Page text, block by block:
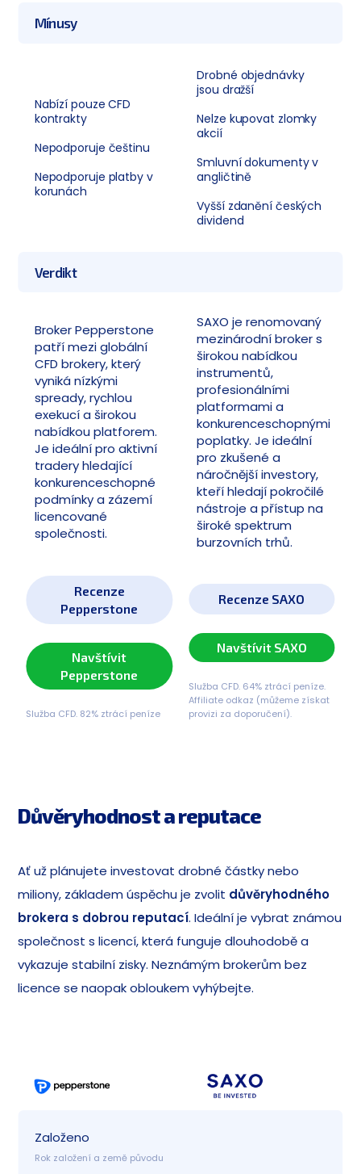
Mínusy
Nabízí pouze CFD
kontrakty
Nepodporuje češtinu
Nepodporuje platby v
korunách
Drobné objednávky
jsou dražší
Nelze kupovat zlomky
akcií
Smluvní dokumenty v
angličtině
Vyšší zdanění českých
dividend
Verdikt
Broker Pepperstone
patří mezi globální
CFD brokery, který
vyniká nízkými
spready, rychlou
exekucí a širokou
nabídkou platforem.
Je ideální pro aktivní
tradery hledající
konkurenceschopné
podmínky a zázemí
licencované
společnosti.
SAXO je renomovaný
mezinárodní broker s
širokou nabídkou
instrumentů,
profesionálními
platformami a
konkurenceschopnými
poplatky. Je ideální
pro zkušené a
náročnější investory,
kteří hledají pokročilé
nástroje a přístup na
široké spektrum
burzovních trhů.
Recenze
Pepperstone
Navštívit
Pepperstone
Služba CFD. 82% ztrácí peníze
Recenze SAXO
Navštívit SAXO
Služba CFD. 64% ztrácí peníze.
Affiliate odkaz (můžeme získat
provizi za doporučení).
Důvěryhodnost a reputace
Ať už plánujete investovat drobné částky nebo
miliony, základem úspěchu je zvolit důvěryhodného
brokera s dobrou reputací. Ideální je vybrat známou
společnost s licencí, která funguje dlouhodobě a
vykazuje stabilní zisky. Neznámým brokerům bez
licence se naopak obloukem vyhýbejte.
Založeno
Rok založení a země původu